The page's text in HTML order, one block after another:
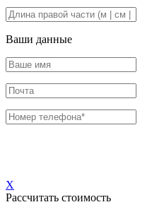
Ваши данные
X
Рассчитать стоимость